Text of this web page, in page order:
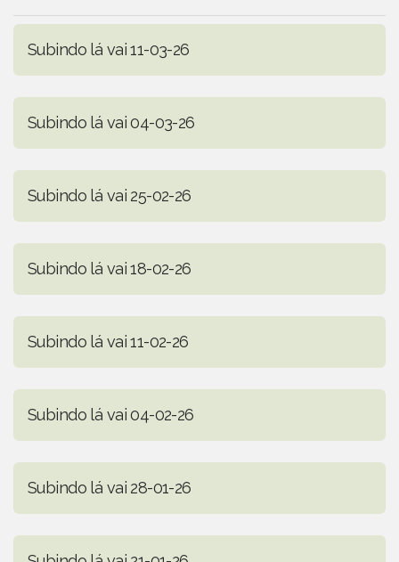
Subindo lá vai 11-03-26
Subindo lá vai 04-03-26
Subindo lá vai 25-02-26
Subindo lá vai 18-02-26
Subindo lá vai 11-02-26
Subindo lá vai 04-02-26
Subindo lá vai 28-01-26